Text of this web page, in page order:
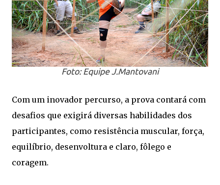
Foto: Equipe J.Mantovani
Com um inovador percurso, a prova contará com
desafios que exigirá diversas habilidades dos
participantes, como resistência muscular, força,
equilíbrio, desenvoltura e claro, fôlego e
coragem.